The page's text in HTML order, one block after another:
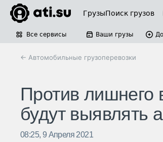
ГрузыПоиск грузов
Все сервисы Ваши грузы
← Автомобильные грузоперевозки
Против лишнего
будут выявлять
08:25, 9 Апреля 2021